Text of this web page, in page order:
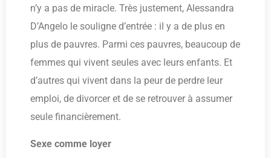
n’y a pas de miracle. Très justement, Alessandra
D’Angelo le souligne d’entrée : il y a de plus en
plus de pauvres. Parmi ces pauvres, beaucoup de
femmes qui vivent seules avec leurs enfants. Et
d’autres qui vivent dans la peur de perdre leur
emploi, de divorcer et de se retrouver à assumer
seule financièrement.
Sexe comme loyer